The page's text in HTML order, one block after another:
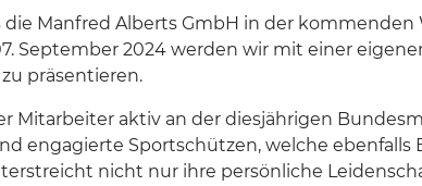
Manfred Alberts GmbH in der
September 2024 werden wir mit einer
präsentieren.
Mitarbeiter aktiv an der diesjährigen
engagierte Sportschützen, welche
nicht nur ihre persönliche